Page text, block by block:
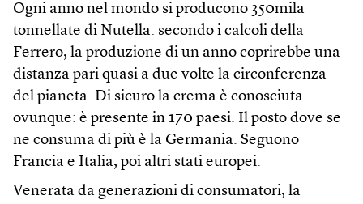
Ogni anno nel mondo si producono 350mila
tonnellate di Nutella: secondo i calcoli della
Ferrero, la produzione di un anno coprirebbe una
distanza pari quasi a due volte la circonferenza
del pianeta. Di sicuro la crema è conosciuta
ovunque: è presente in 170 paesi. Il posto dove se
ne consuma di più è la Germania. Seguono
Francia e Italia, poi altri stati europei.
Venerata da generazioni di consumatori, la